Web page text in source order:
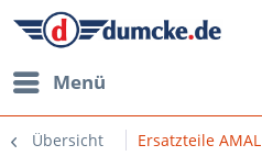
Menü
Übersicht Ersatzteile AMAL